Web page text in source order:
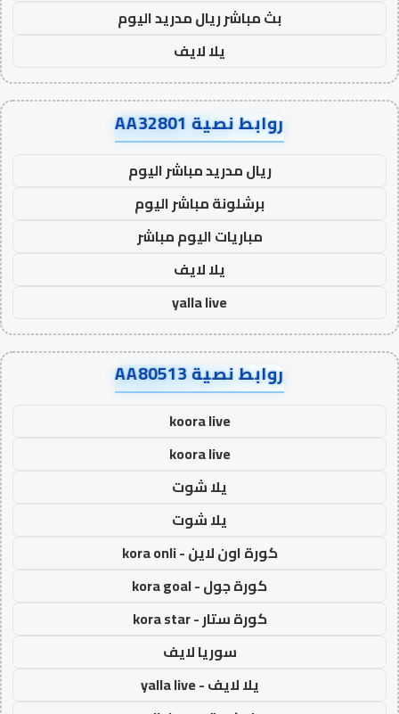
بث مباشر ريال مدريد اليوم
يلا لايف
روابط نصية AA32801
ريال مدريد مباشر اليوم
برشلونة مباشر اليوم
مباريات اليوم مباشر
يلا لايف
yalla live
روابط نصية AA80513
koora live
koora live
يلا شوت
يلا شوت
كورة اون لاين - kora onli
كورة جول - kora goal
كورة ستار - kora star
سوريا لايف
يلا لايف - yalla live